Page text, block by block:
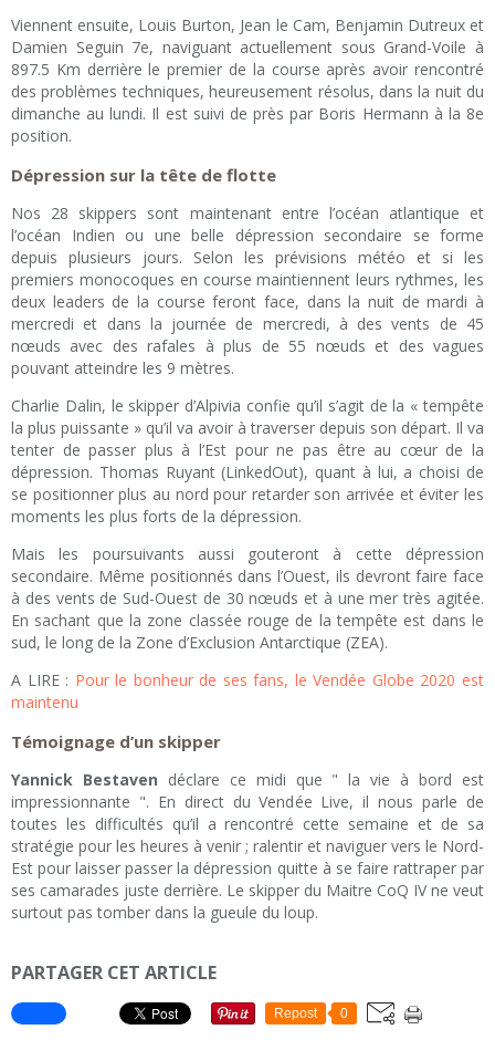
Viennent ensuite, Louis Burton, Jean le Cam, Benjamin Dutreux et
Damien Seguin 7e, naviguant actuellement sous Grand-Voile à
897.5 Km derrière le premier de la course après avoir rencontré
des problèmes techniques, heureusement résolus, dans la nuit du
dimanche au lundi. Il est suivi de près par Boris Hermann à la 8e
position.
Dépression sur la tête de flotte
Nos 28 skippers sont maintenant entre l’océan atlantique et
l’océan Indien ou une belle dépression secondaire se forme
depuis plusieurs jours. Selon les prévisions météo et si les
premiers monocoques en course maintiennent leurs rythmes, les
deux leaders de la course feront face, dans la nuit de mardi à
mercredi et dans la journée de mercredi, à des vents de 45
nœuds avec des rafales à plus de 55 nœuds et des vagues
pouvant atteindre les 9 mètres.
Charlie Dalin, le skipper d’Alpivia confie qu’il s’agit de la « tempête
la plus puissante » qu’il va avoir à traverser depuis son départ. Il va
tenter de passer plus à l’Est pour ne pas être au cœur de la
dépression. Thomas Ruyant (LinkedOut), quant à lui, a choisi de
se positionner plus au nord pour retarder son arrivée et éviter les
moments les plus forts de la dépression.
Mais les poursuivants aussi gouteront à cette dépression
secondaire. Même positionnés dans l’Ouest, ils devront faire face
à des vents de Sud-Ouest de 30 nœuds et à une mer très agitée.
En sachant que la zone classée rouge de la tempête est dans le
sud, le long de la Zone d’Exclusion Antarctique (ZEA).
A LIRE : Pour le bonheur de ses fans, le Vendée Globe 2020 est
maintenu
Témoignage d’un skipper
Yannick Bestaven déclare ce midi que " la vie à bord est
impressionnante ". En direct du Vendée Live, il nous parle de
toutes les difficultés qu’il a rencontré cette semaine et de sa
stratégie pour les heures à venir ; ralentir et naviguer vers le Nord-
Est pour laisser passer la dépression quitte à se faire rattraper par
ses camarades juste derrière. Le skipper du Maitre CoQ IV ne veut
surtout pas tomber dans la gueule du loup.
PARTAGER CET ARTICLE
Repost 0